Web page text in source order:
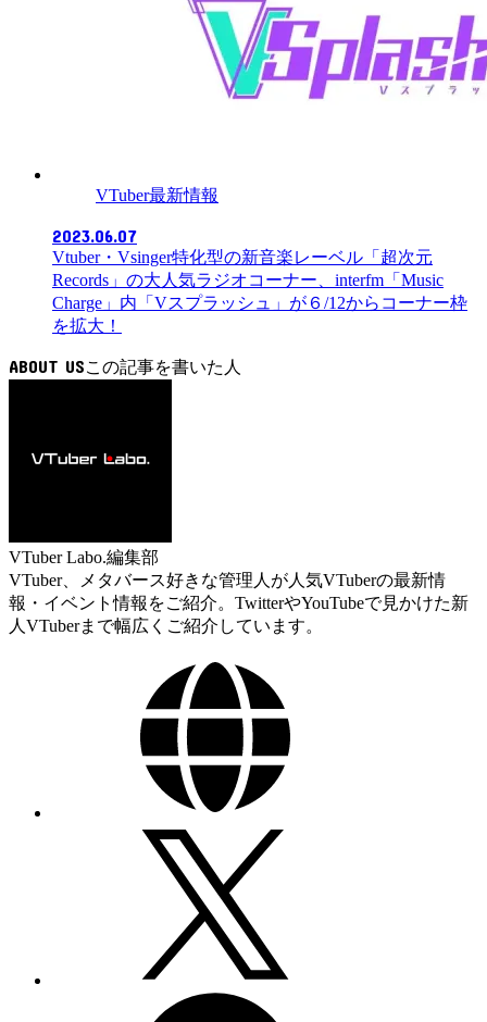
VTuber最新情報
2023.06.07
Vtuber・Vsinger特化型の新音楽レーベル「超次元
Records」の大人気ラジオコーナー、interfm「Music
Charge」内「Vスプラッシュ」が６/12からコーナー枠
を拡大！​​
ABOUT US
VTuber Labo.編集部
VTuber、メタバース好きな管理人が人気VTuberの最新情
報・イベント情報をご紹介。TwitterやYouTubeで見かけた新
人VTuberまで幅広くご紹介しています。